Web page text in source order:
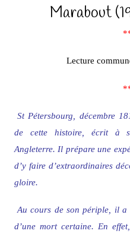
Marabout
Lecture
St Pétersbourg, décembre
de cette histoire, écrit à
Angleterre. Il prépare une
d’y faire d’extraordinaires
gloire.
Au cours de son périple, il a
d’une mort certaine. En